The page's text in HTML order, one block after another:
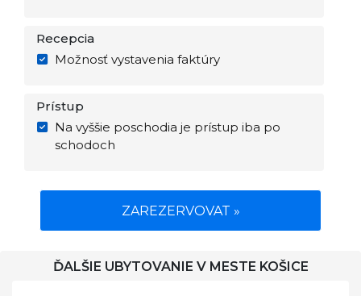
Recepcia
Možnosť vystavenia faktúry
Prístup
Na vyššie poschodia je prístup iba po
schodoch
ZAREZERVOVAT »
ĎALŠIE UBYTOVANIE V MESTE KOŠICE